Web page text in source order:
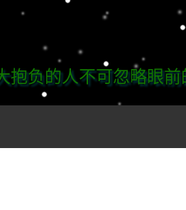
抱负的人不可忽略眼前